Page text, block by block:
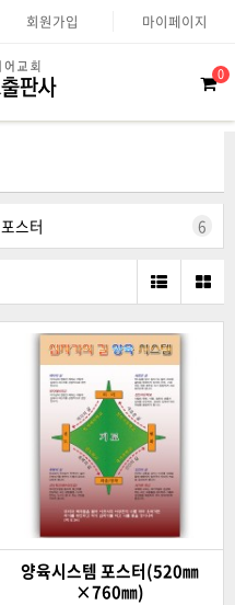
회원가입 마이페이지
0
포스터 6
양육시스템 포스터(520㎜
×760㎜)